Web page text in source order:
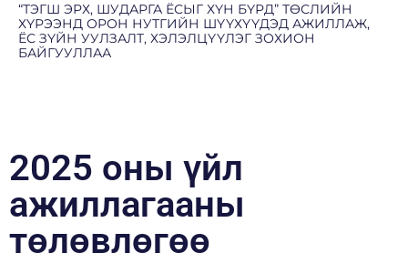
“ТЭГШ ЭРХ, ШУДАРГА ЁСЫГ ХҮН БҮРД” ТӨСЛИЙН
ХҮРЭЭНД ОРОН НУТГИЙН ШҮҮХҮҮДЭД АЖИЛЛАЖ,
ЁС ЗҮЙН УУЛЗАЛТ, ХЭЛЭЛЦҮҮЛЭГ ЗОХИОН
БАЙГУУЛЛАА
2025 оны үйл
ажиллагааны
төлөвлөгөө